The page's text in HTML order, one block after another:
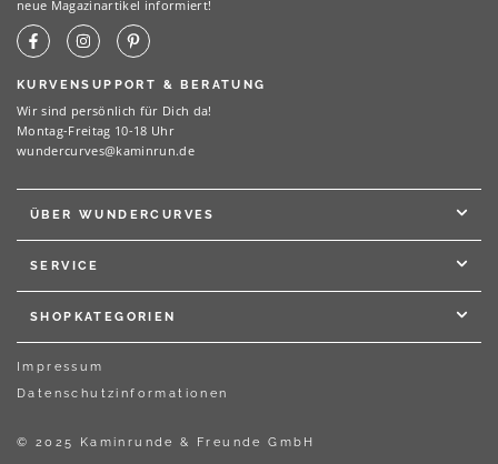
neue Magazinartikel informiert!
KURVENSUPPORT & BERATUNG
Wir sind persönlich für Dich da!
Montag-Freitag 10-18 Uhr
wundercurves@kaminrun.de
ÜBER WUNDERCURVES
SERVICE
SHOPKATEGORIEN
Impressum
Datenschutzinformationen
© 2025 Kaminrunde & Freunde GmbH